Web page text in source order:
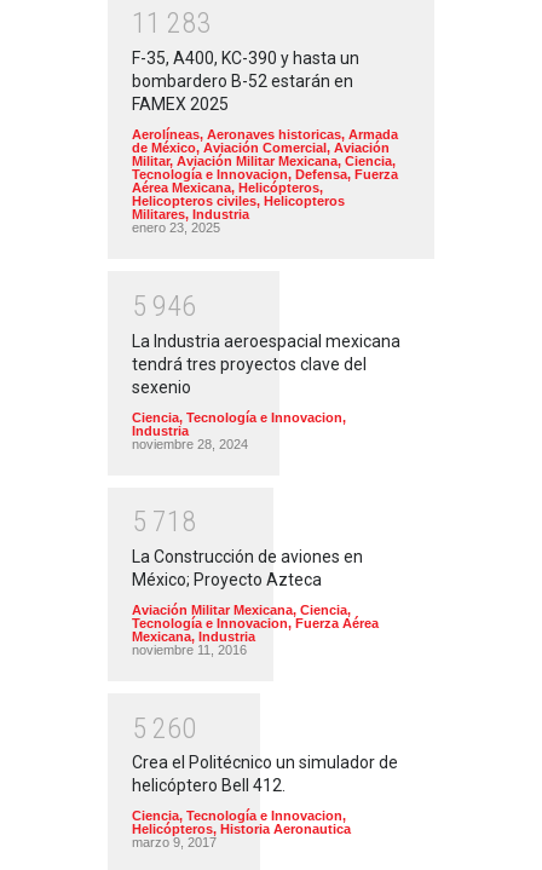
1 1 283
F-35, A400, KC-390 y hasta un
bombardero B-52 estarán en
FAMEX 2025
Aerolíneas, Aeronaves historicas, Armada
de México, Aviación Comercial, Aviación
Militar, Aviación Militar Mexicana, Ciencia,
Tecnología e Innovacion, Defensa, Fuerza
Aérea Mexicana, Helicópteros,
Helicopteros civiles, Helicopteros
Militares, Industria
enero 23, 2025
5 946
La Industria aeroespacial mexicana
tendrá tres proyectos clave del
sexenio
Ciencia, Tecnología e Innovacion,
Industria
noviembre 28, 2024
5 71 8
La Construcción de aviones en
México; Proyecto Azteca
Aviación Militar Mexicana, Ciencia,
Tecnología e Innovacion, Fuerza Aérea
Mexicana, Industria
noviembre 11, 2016
5 260
Crea el Politécnico un simulador de
helicóptero Bell 412.
Ciencia, Tecnología e Innovacion,
Helicópteros, Historia Aeronautica
marzo 9, 2017